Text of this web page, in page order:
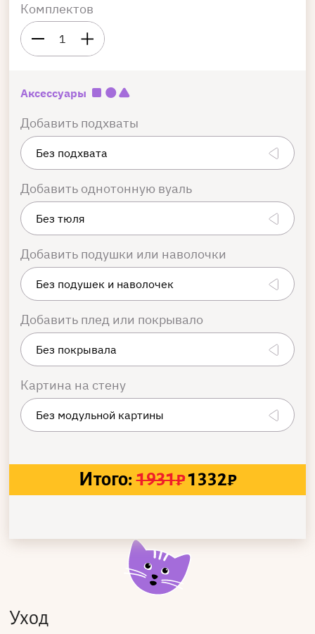
Комплектов
1
Аксессуары
Добавить подхваты
Добавить однотонную вуаль
Добавить подушки или наволочки
Добавить плед или покрывало
Картина на стену
Итого: 1931₽1332₽
Уход